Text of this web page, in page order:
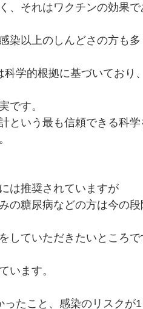
、それはワクチンの効果
染以上のしんどさの方も
学的根拠に基づいており
です。
という最も信頼できる科
は推奨されていますが
の糖尿病などの方は今の
していただきたいところ
います。
たこと、感染のリスクが